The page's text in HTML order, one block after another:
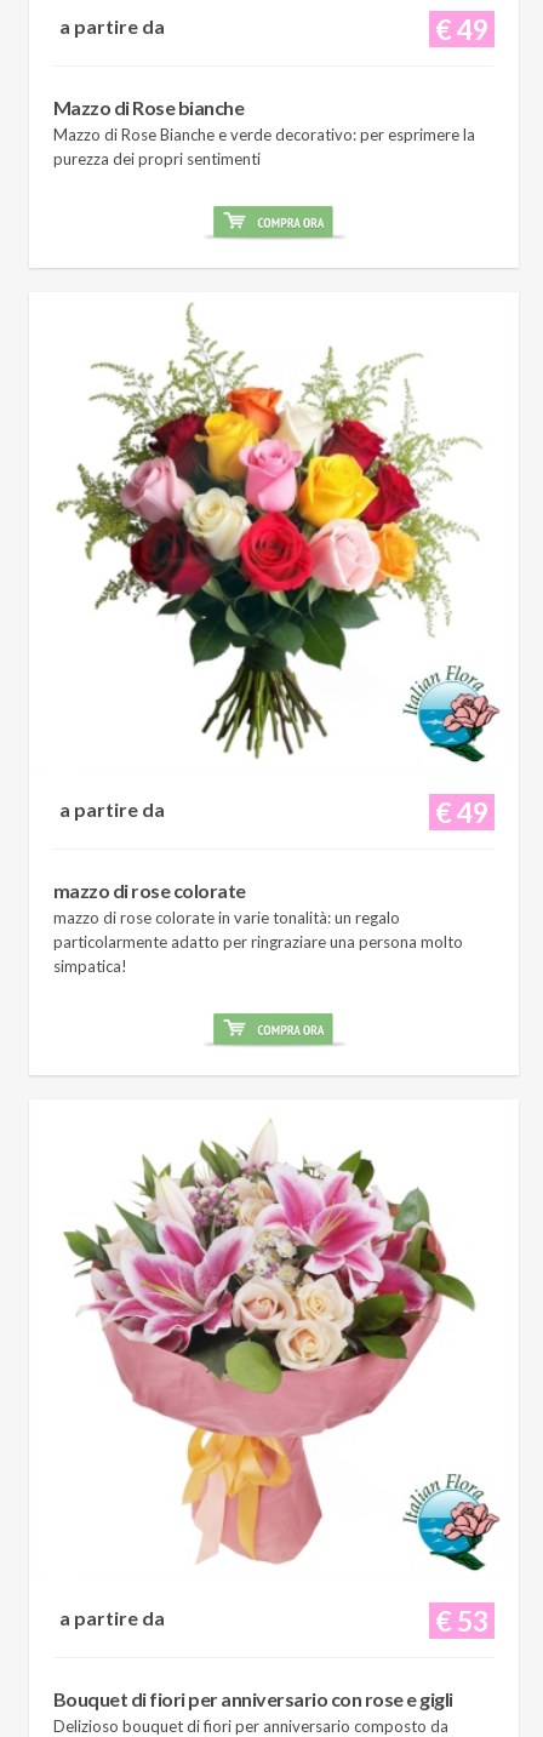
€ 49
a partire da
Mazzo di Rose bianche
Mazzo di Rose Bianche e verde decorativo: per esprimere la
purezza dei propri sentimenti
€ 49
a partire da
mazzo di rose colorate
mazzo di rose colorate in varie tonalità: un regalo
particolarmente adatto per ringraziare una persona molto
simpatica!
€ 53
a partire da
Bouquet di fiori per anniversario con rose e gigli
Delizioso bouquet di fiori per anniversario composto da